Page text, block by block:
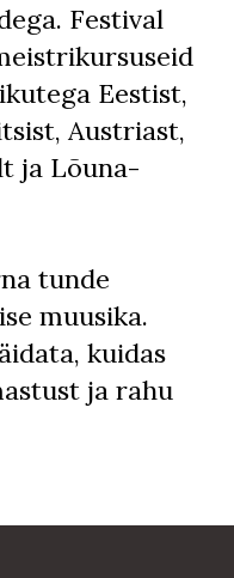
Festival
Eestist,
Austriast,
ja Lõuna-
tunde
muusika.
kuidas
ja rahu